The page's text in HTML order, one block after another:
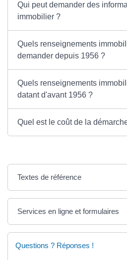
Qui peut demander des
immobilier ?
Quels renseignements
demander depuis 1956 ?
Quels renseignements
datant d'avant 1956 ?
Quel est le coût de la
Textes de référence
Services en ligne et formulaires
Questions ? Réponses !